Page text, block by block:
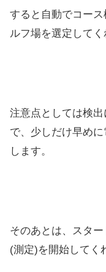
すると自動でコー
ルフ場を選定してく
注意点としては検
で、少しだけ早め
します。
そのあとは、スタ
(測定)を開始してく